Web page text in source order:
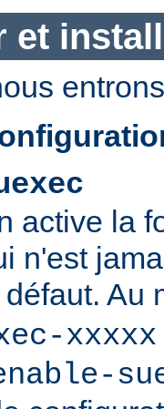
et
active la
n'est
Au
xxxxx